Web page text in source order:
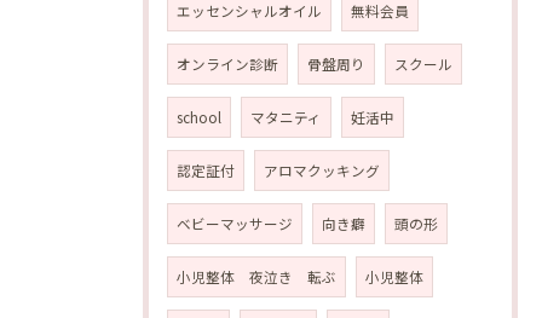
エッセンシャルオイル 無料会員
オンライン診断 骨盤周り スクール
school マタニティ 妊活中
認定証付 アロマクッキング
ベビーマッサージ 向き癖 頭の形
小児整体 夜泣き 転ぶ 小児整体